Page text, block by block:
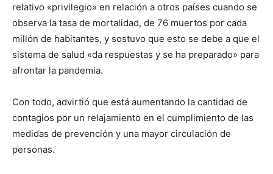
relativo «privilegio» en relación a otros países cuando se
observa la tasa de mortalidad, de 76 muertos por cada
millón de habitantes, y sostuvo que esto se debe a que el
sistema de salud «da respuestas y se ha preparado» para
afrontar la pandemia.
Con todo, advirtió que está aumentando la cantidad de
contagios por un relajamiento en el cumplimiento de las
medidas de prevención y una mayor circulación de
personas.